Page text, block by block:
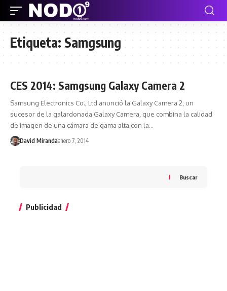
Etiqueta:Samgsung
CES 2014: Samgsung Galaxy Camera 2
Samsung Electronics Co., Ltd anunció la Galaxy Camera 2, un
sucesor de la galardonada Galaxy Camera, que combina la calidad
de imagen de una cámara de gama alta con la…
David Mirandaenero 7, 2014
Buscar
Publicidad